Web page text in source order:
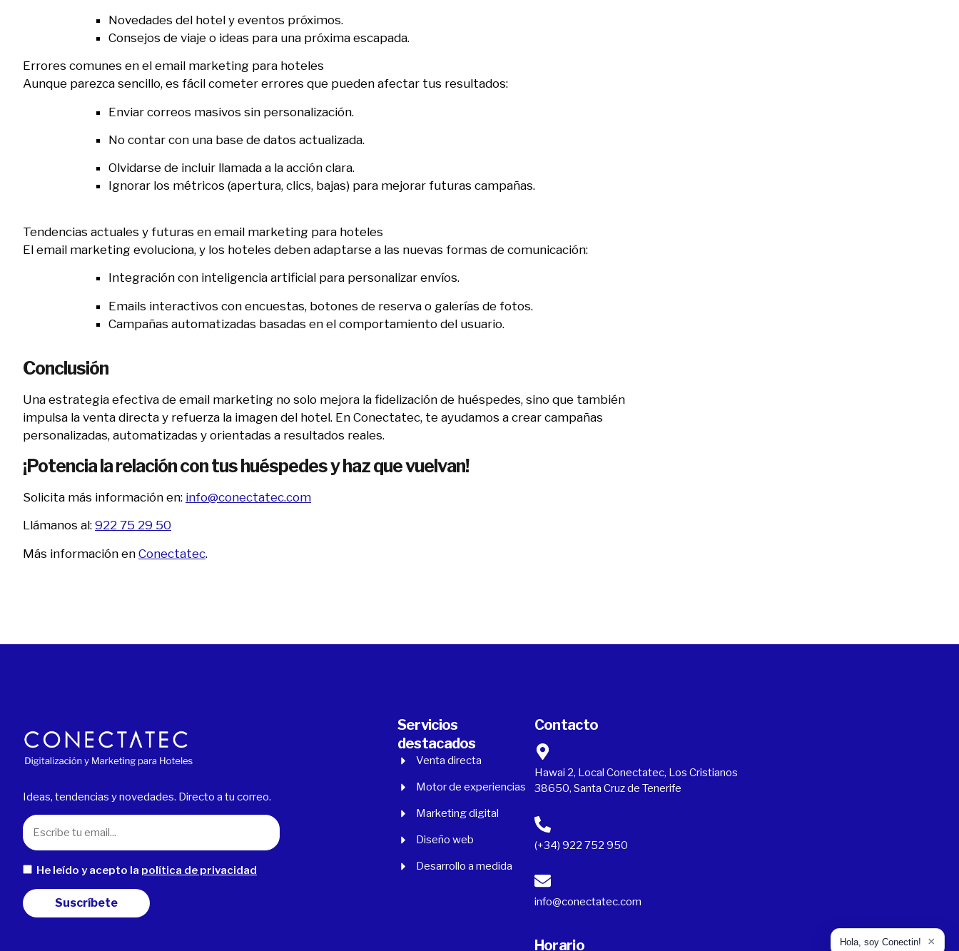
Novedades del hotel y eventos próximos.
Consejos de viaje o ideas para una próxima escapada.
Errores comunes en el email marketing para hoteles
Aunque parezca sencillo, es fácil cometer errores que pueden afectar tus resultados:
Enviar correos masivos sin personalización.
No contar con una base de datos actualizada.
Olvidarse de incluir llamada a la acción clara.
Ignorar los métricos (apertura, clics, bajas) para mejorar futuras campañas.
Tendencias actuales y futuras en email marketing para hoteles
El email marketing evoluciona, y los hoteles deben adaptarse a las nuevas formas de comunicación:
Integración con inteligencia artificial para personalizar envíos.
Emails interactivos con encuestas, botones de reserva o galerías de fotos.
Campañas automatizadas basadas en el comportamiento del usuario.
Conclusión
Una estrategia efectiva de email marketing no solo mejora la fidelización de huéspedes, sino que también
impulsa la venta directa y refuerza la imagen del hotel. En Conectatec, te ayudamos a crear campañas
personalizadas, automatizadas y orientadas a resultados reales.
¡Potencia la relación con tus huéspedes y haz que vuelvan!
Solicita más información en: info@conectatec.com
Llámanos al: 922 75 29 50
Más información en Conectatec.
Ideas, tendencias y novedades. Directo a tu correo.
He leído y acepto la política de privacidad
Servicios
destacados
Venta directa
Motor de experiencias
Marketing digital
Diseño web
Desarrollo a medida
Contacto
Hawai 2, Local Conectatec, Los Cristianos
38650, Santa Cruz de Tenerife
(+34) 922 752 950
info@conectatec.com
Horario